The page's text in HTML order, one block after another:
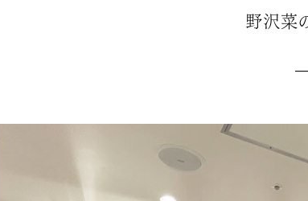
野沢菜